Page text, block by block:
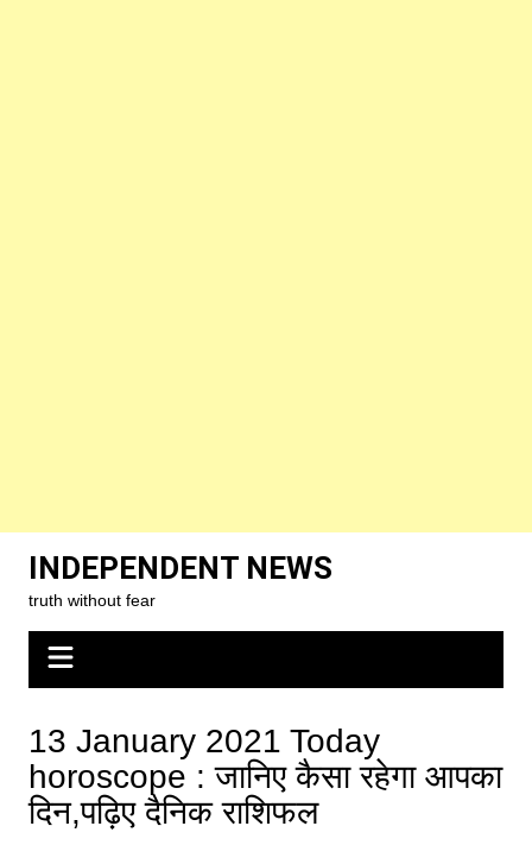
content
INDEPENDENT NEWS
truth without fear
13 January 2021 Today
horoscope : जानिए कैसा रहेगा आपका
दिन,पढ़िए दैनिक राशिफल